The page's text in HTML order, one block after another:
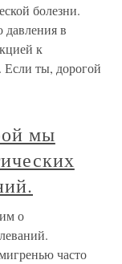
болезни.
давления в
к
Если ты, дорогой
мы
о
часто